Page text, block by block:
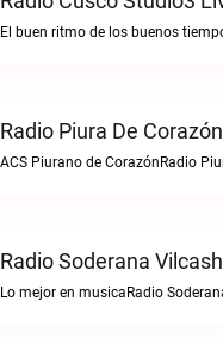
Radio Piura De